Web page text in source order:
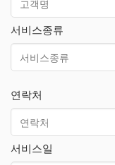
서비스종류
연락처
서비스일